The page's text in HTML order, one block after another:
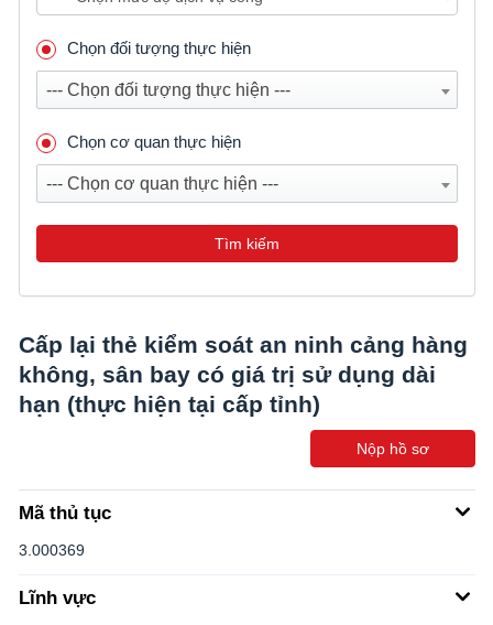
Chọn đối tượng thực hiện
--- Chọn đối tượng thực hiện ---
Chọn cơ quan thực hiện
--- Chọn cơ quan thực hiện ---
Tìm kiếm
Cấp lại thẻ kiểm soát an ninh cảng hàng
không, sân bay có giá trị sử dụng dài
hạn (thực hiện tại cấp tỉnh)
Nộp hồ sơ
Mã thủ tục
3.000369
Lĩnh vực